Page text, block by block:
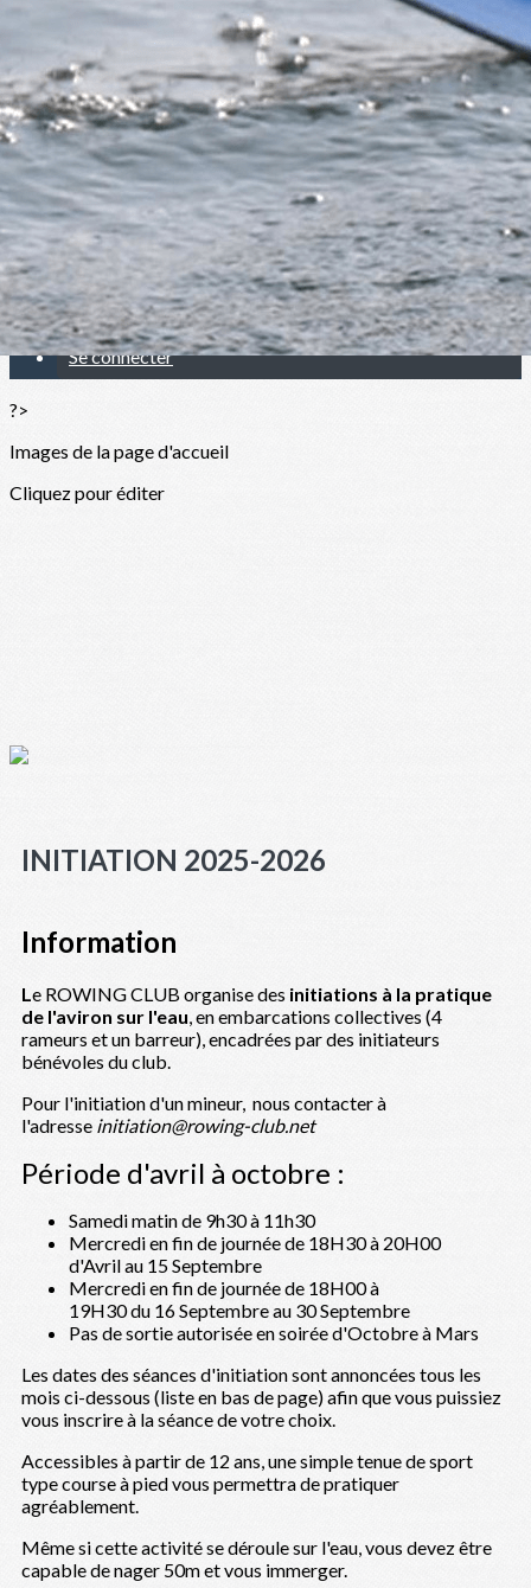
Exporter les lignes sélectionnées
Exporter toutes les colonnes
Exporter uniquement les colonnes affichées
Menu
Ajoutez un logo, un bouton, des réseaux sociaux
Cliquez pour éditer
Adhésion Rowing Club de Strasbourg▴▾
Se connecter
?>
Images de la page d'accueil
Cliquez pour éditer
INITIATION 2025-2026
Information
Le ROWING CLUB organise des initiations à la pratique
de l'aviron sur l'eau, en embarcations collectives (4
rameurs et un barreur), encadrées par des initiateurs
bénévoles du club.
Pour l'initiation d'un mineur, nous contacter à
l'adresse initiation@rowing-club.net
Période d'avril à octobre :
Samedi matin de 9h30 à 11h30
Mercredi en fin de journée de 18H30 à 20H00
d'Avril au 15 Septembre
Mercredi en fin de journée de 18H00 à
19H30 du 16 Septembre au 30 Septembre
Pas de sortie autorisée en soirée d'Octobre à Mars
Les dates des séances d'initiation sont annoncées tous les
mois ci-dessous (liste en bas de page) afin que vous puissiez
vous inscrire à la séance de votre choix.
Accessibles à partir de 12 ans, une simple tenue de sport
type course à pied vous permettra de pratiquer
agréablement.
Même si cette activité se déroule sur l'eau, vous devez être
capable de nager 50m et vous immerger.